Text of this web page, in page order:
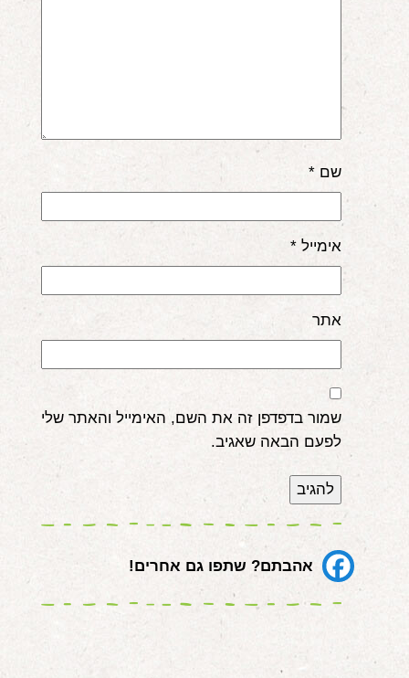
שם *
אימייל *
אתר
שמור בדפדפן זה את השם, האימייל והאתר שלי
לפעם הבאה שאגיב.
אהבתם? שתפו גם אחרים!